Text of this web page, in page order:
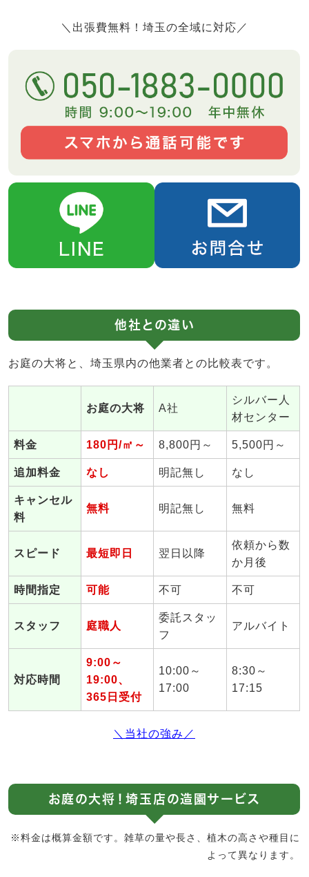
＼出張費無料！埼玉の全域に対応／
他社との違い
お庭の大将と、埼玉県内の他業者との比較表です。
お庭の大将 A社
シルバー人
材センター
料金 180円/㎡～ 8,800円～ 5,500円～
追加料金 なし 明記無し なし
キャンセル
料
無料 明記無し 無料
スピード 最短即日 翌日以降
依頼から数
か月後
時間指定 可能 不可 不可
スタッフ 庭職人
委託スタッ
フ
アルバイト
対応時間
9:00～
19:00、
365日受付
10:00～
17:00
8:30～
17:15
＼当社の強み／
お庭の大将！埼玉店の造園サービス
※料金は概算金額です。雑草の量や長さ、植木の高さや種目に
よって異なります。